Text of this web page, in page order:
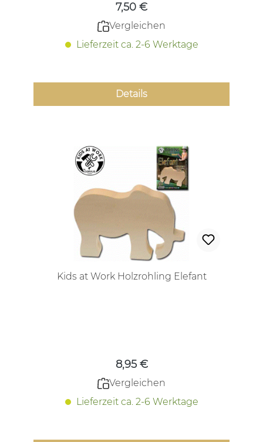
7,50 €
Vergleichen
Lieferzeit ca. 2-6 Werktage
Details
Kids at Work Holzrohling Elefant
8,95 €
Vergleichen
Lieferzeit ca. 2-6 Werktage